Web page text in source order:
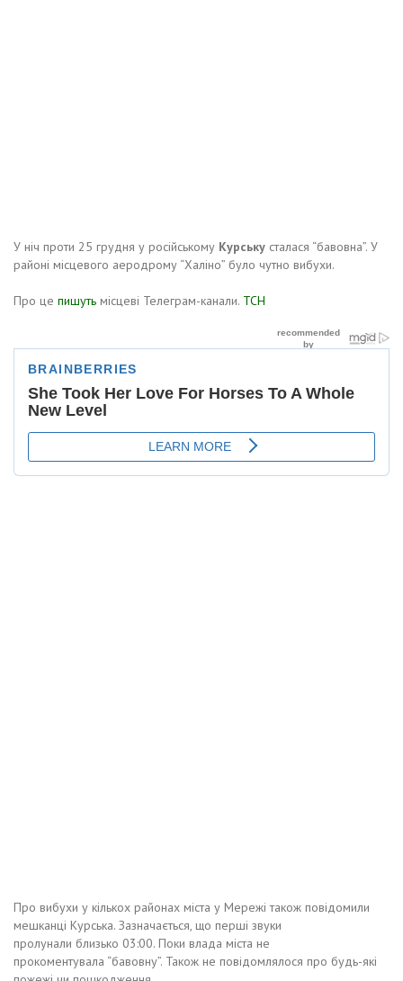
У ніч проти 25 грудня у російському Курську сталася “бавовна”. У
районі місцевого аеродрому “Халіно” було чутно вибухи.
Про це пишуть місцеві Телеграм-канали. ТСН
Про вибухи у кількох районах міста у Мережі також повідомили
мешканці Курська. Зазначається, що перші звуки
пролунали близько 03:00. Поки влада міста не
прокоментувала “бавовну”. Також не повідомлялося про будь-які